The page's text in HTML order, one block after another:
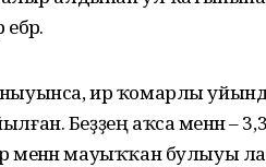
ир ҡомарлы
Беҙҙең аҡса менән
менән мауыҡҡан булыуы ла